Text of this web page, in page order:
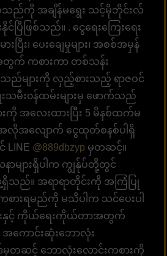
ည်ကို အချိန်မရွေး သင့်မိုဘိုင်းလ်
င်ပြီဖြစ်သည်။ . ငွေရေးကြေးရေး
ြီး၊ ပေးချေမှုများ၊ အစစ်အမှန်
အတွက် ကစားကာ တစ်သန်း
သည်များကို လှည့်စားသည့် ရာဇဝင်
သမီး၀န်ထမ်းများမှ ဖောက်သည်
းကို အလေးထားပြီး 5 မိနစ်ထက်မ
အလိုအလျောက် ငွေထုတ်စနစ်ပါရှိ
@889dbzyp မှတဆင့်။
ာများရှိပါက ကျွန်ုပ်တို့တွင်
သည်။ အရာရာတိုင်းကို အကြံပြု
ားရမည်ကို မသိပါက သင်ပေးပါ
းနှင့် ကိုယ်ရေးကိုယ်တာအတွက်
အကောင်းဆုံးဘောလုံး
မှတဆင့် ဘောလုံးလောင်းကစားကို